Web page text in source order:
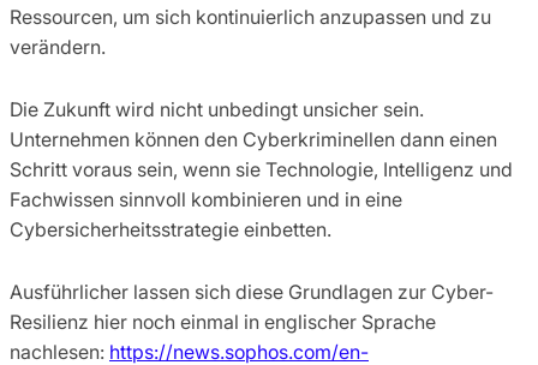
Ressourcen, um sich kontinuierlich anzupassen und zu
verändern.
Die Zukunft wird nicht unbedingt unsicher sein.
Unternehmen können den Cyberkriminellen dann einen
Schritt voraus sein, wenn sie Technologie, Intelligenz und
Fachwissen sinnvoll kombinieren und in eine
Cybersicherheitsstrategie einbetten.
Ausführlicher lassen sich diese Grundlagen zur Cyber-
Resilienz hier noch einmal in englischer Sprache
nachlesen: https://news.sophos.com/en-